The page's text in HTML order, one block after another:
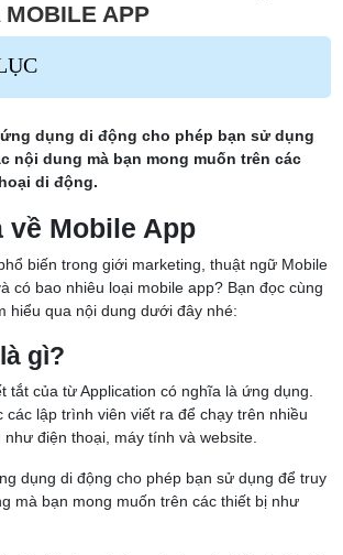
MOBILE APP
dụng di động cho phép bạn sử dụng
nội dung mà bạn mong muốn trên các
di động.
Mobile App
biến trong giới marketing, thuật ngữ Mobile
có bao nhiêu loại mobile app? Bạn đọc cùng
hiểu qua nội dung dưới đây nhé:
gì?
tắt của từ Application có nghĩa là ứng dụng.
lập trình viên viết ra để chạy trên nhiều
điện thoại, máy tính và website.
dụng di động cho phép bạn sử dụng để truy
mà bạn mong muốn trên các thiết bị như